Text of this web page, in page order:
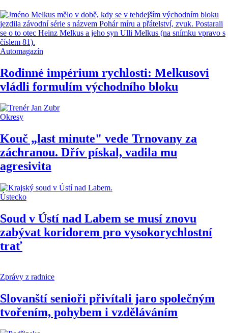
Automagazín
Rodinné impérium rychlosti: Melkusovi
vládli formulím východního bloku
Okresy
Kouč „last minute" vede Trnovany za
záchranou. Dřív pískal, vadila mu
agresivita
Ústecko
Soud v Ústí nad Labem se musí znovu
zabývat koridorem pro vysokorychlostní
trať
Zprávy z radnice
Slovanští senioři přivítali jaro společným
tvořením, pohybem i vzděláváním